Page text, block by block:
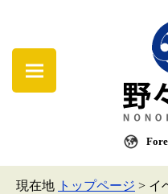
現在地 トップページ > イ